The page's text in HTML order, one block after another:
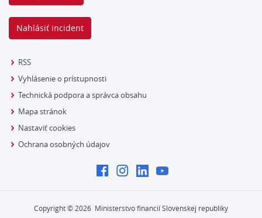
Nahlásiť incident
RSS
Vyhlásenie o prístupnosti
Technická podpora a správca obsahu
Mapa stránok
Nastaviť cookies
Ochrana osobných údajov
Copyright © 2026 Ministerstvo financií Slovenskej republiky